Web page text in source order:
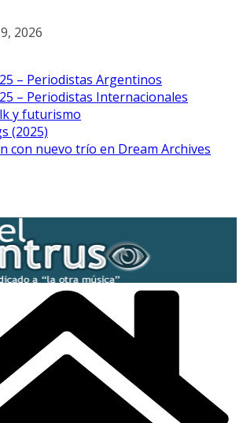
2026
– Periodistas Argentinos
– Periodistas Internacionales
y futurismo
(2025)
con nuevo trío en Dream Archives